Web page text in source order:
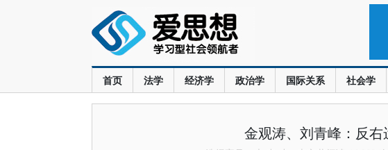
首页 法学 经济学 政治学 国际关系 社会学
金观涛、刘青峰：反右